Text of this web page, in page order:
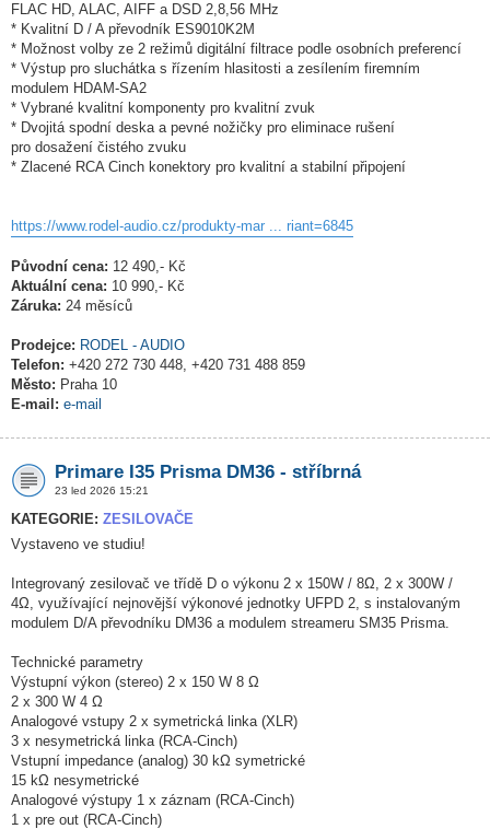
FLAC HD, ALAC, AIFF a DSD 2,8,56 MHz
* Kvalitní D / A převodník ES9010K2M
* Možnost volby ze 2 režimů digitální filtrace podle osobních preferencí
* Výstup pro sluchátka s řízením hlasitosti a zesílením firemním
modulem HDAM-SA2
* Vybrané kvalitní komponenty pro kvalitní zvuk
* Dvojitá spodní deska a pevné nožičky pro eliminace rušení
pro dosažení čistého zvuku
* Zlacené RCA Cinch konektory pro kvalitní a stabilní připojení
https://www.rodel-audio.cz/produkty-mar ... riant=6845
Původní cena: 12 490,- Kč
Aktuální cena: 10 990,- Kč
Záruka: 24 měsíců
Prodejce: RODEL - AUDIO
Telefon: +420 272 730 448, +420 731 488 859
Město: Praha 10
E-mail: e-mail
Primare I35 Prisma DM36 - stříbrná
23 led 2026 15:21
KATEGORIE: ZESILOVAČE
Vystaveno ve studiu!
Integrovaný zesilovač ve třídě D o výkonu 2 x 150W / 8Ω, 2 x 300W /
4Ω, využívající nejnovější výkonové jednotky UFPD 2, s instalovaným
modulem D/A převodníku DM36 a modulem streameru SM35 Prisma.
Technické parametry
Výstupní výkon (stereo) 2 x 150 W 8 Ω
2 x 300 W 4 Ω
Analogové vstupy 2 x symetrická linka (XLR)
3 x nesymetrická linka (RCA-Cinch)
Vstupní impedance (analog) 30 kΩ symetrické
15 kΩ nesymetrické
Analogové výstupy 1 x záznam (RCA-Cinch)
1 x pre out (RCA-Cinch)